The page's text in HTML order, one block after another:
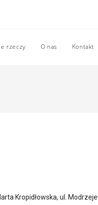
rzeczy O nas Kontakt
Kropidłowska, ul.